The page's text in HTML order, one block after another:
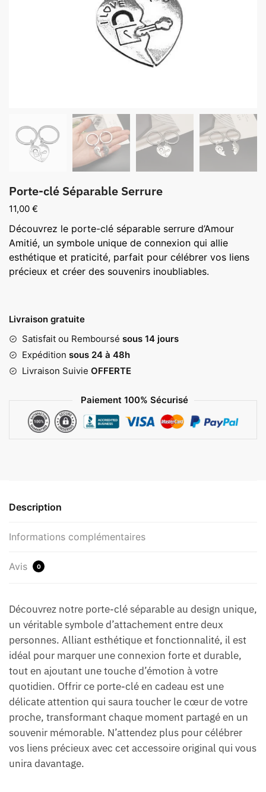
Porte-clé Séparable Serrure
11,00 €
Découvrez le porte-clé séparable serrure d’Amour
Amitié, un symbole unique de connexion qui allie
esthétique et praticité, parfait pour célébrer vos liens
précieux et créer des souvenirs inoubliables.
Livraison gratuite
Satisfait ou Remboursé sous 14 jours
Expédition sous 24 à 48h
Livraison Suivie OFFERTE
Paiement 100% Sécurisé
Description
Informations complémentaires
Avis 0
Découvrez notre porte-clé séparable au design unique,
un véritable symbole d’attachement entre deux
personnes. Alliant esthétique et fonctionnalité, il est
idéal pour marquer une connexion forte et durable,
tout en ajoutant une touche d’émotion à votre
quotidien. Offrir ce porte-clé en cadeau est une
délicate attention qui saura toucher le cœur de votre
proche, transformant chaque moment partagé en un
souvenir mémorable. N’attendez plus pour célébrer
vos liens précieux avec cet accessoire original qui vous
unira davantage.